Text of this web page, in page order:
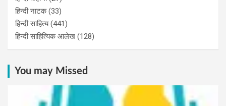
हिन्‍दी नाटक(33)
हिन्दी साहित्य(441)
हिन्दी साहित्यिक आलेख (128)
You may Missed